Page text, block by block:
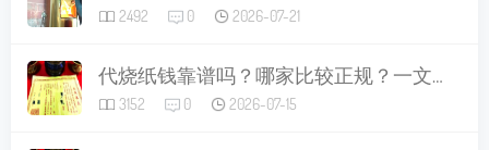
2492 0 2026-07-21
代烧纸钱靠谱吗？哪家比较正规？一文讲清做法、讲究与避坑指南
3152 0 2026-07-15